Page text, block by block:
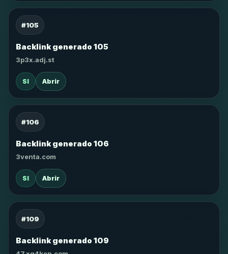
#105
Backlink generado 105
3p3x.adj.st
SI Abrir
#106
Backlink generado 106
3venta.com
SI Abrir
#109
Backlink generado 109